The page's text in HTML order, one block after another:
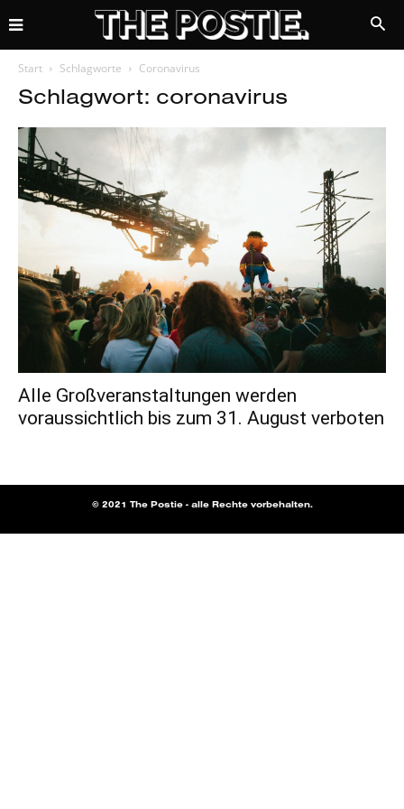
Start Schlagworte Coronavirus
Schlagwort: coronavirus
Alle Großveranstaltungen werden
voraussichtlich bis zum 31. August verboten
© 2021 The Postie - alle Rechte vorbehalten.